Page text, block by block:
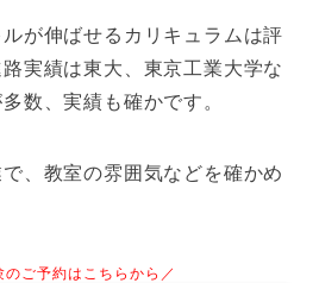
が伸ばせるカリキュラムは評
実績は東大、東京工業大学な
数、実績も確かです。
、教室の雰囲気などを確かめ
のご予約はこちらから／